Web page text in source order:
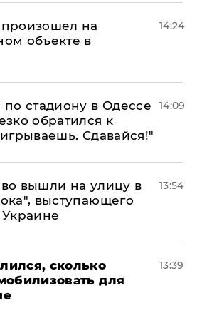
на
объекте в
14:24
стадиону в Одессе
обратился к
Сдавайся!"
14:09
вышли на улицу в
выступающего
13:54
сколько
для
13:39